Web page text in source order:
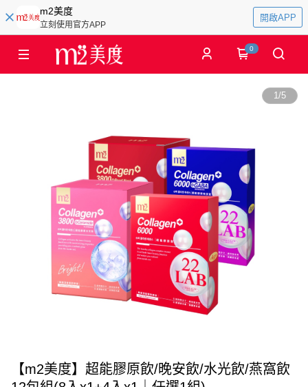
m2美度
立刻使用官方APP
開啟APP
0
1/5
【m2美度】超能膠原飲/晚安飲/水光飲/燕窩飲